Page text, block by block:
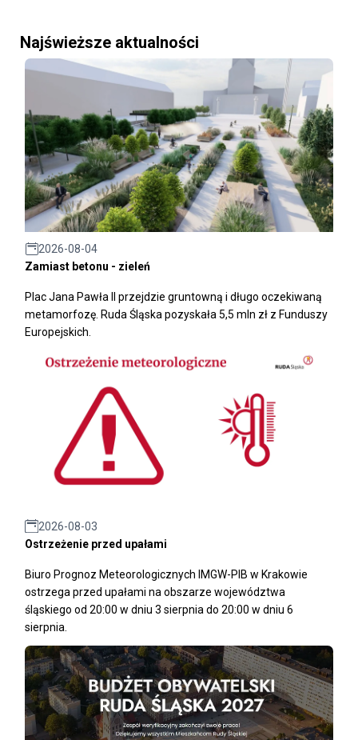
Najświeższe aktualności
2026-08-04
Zamiast betonu - zieleń
Plac Jana Pawła II przejdzie gruntowną i długo oczekiwaną
metamorfozę. Ruda Śląska pozyskała 5,5 mln zł z Funduszy
Europejskich.
2026-08-03
Ostrzeżenie przed upałami
Biuro Prognoz Meteorologicznych IMGW-PIB w Krakowie
ostrzega przed upałami na obszarze województwa
śląskiego od 20:00 w dniu 3 sierpnia do 20:00 w dniu 6
sierpnia.